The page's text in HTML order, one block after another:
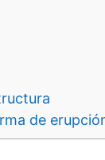
de